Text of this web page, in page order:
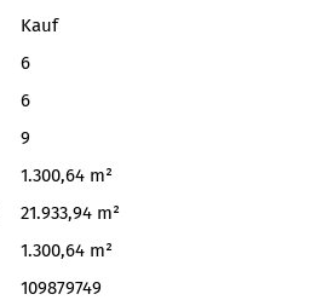
Kauf
6
6
9
1.300,64 m²
21.933,94 m²
1.300,64 m²
109879749